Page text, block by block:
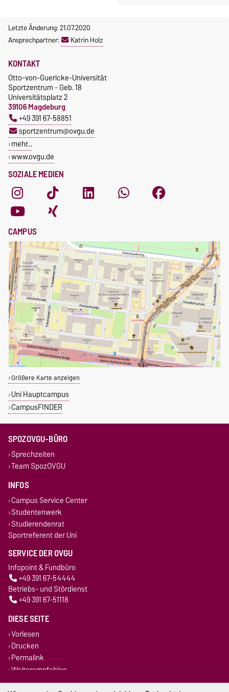
Letzte Änderung: 21.07.2020
Ansprechpartner:
Katrin Holz
SOZIALE MEDIEN
KONTAKT
Otto-von-Guericke-Universität
Sportzentrum - Geb. 18
Universitätsplatz 2
39106 Magdeburg
+49 391 67-58851
sportzentrum@ovgu.de
mehr…
www.ovgu.de
CAMPUS
Größere Karte anzeigen
Uni Hauptcampus
CampusFINDER
SPOZOVGU-BÜRO
Sprechzeiten
Team SpozOVGU
INFOS
Campus Service Center
Studentenwerk
Studierendenrat
Sportreferent der Uni
SERVICE DER OVGU
Infopoint & Fundbüro
+49 391 67-54444
Betriebs- und Stördienst
+49 391 67-51118
DIESE SEITE
Vorlesen
Drucken
Permalink
Weiterempfehlen